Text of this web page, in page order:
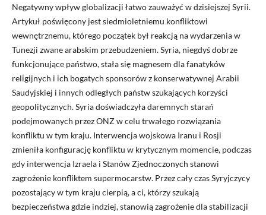
Negatywny wpływ globalizacji łatwo zauważyć w dzisiejszej Syrii.
Artykuł poświęcony jest siedmioletniemu konfliktowi
wewnętrznemu, którego początek był reakcją na wydarzenia w
Tunezji zwane arabskim przebudzeniem. Syria, niegdyś dobrze
funkcjonujące państwo, stała się magnesem dla fanatyków
religijnych i ich bogatych sponsorów z konserwatywnej Arabii
Saudyjskiej i innych odległych państw szukających korzyści
geopolitycznych. Syria doświadczyła daremnych starań
podejmowanych przez ONZ w celu trwałego rozwiązania
konfliktu w tym kraju. Interwencja wojskowa Iranu i Rosji
zmieniła konfigurację konfliktu w krytycznym momencie, podczas
gdy interwencja Izraela i Stanów Zjednoczonych stanowi
zagrożenie konfliktem supermocarstw. Przez cały czas Syryjczycy
pozostający w tym kraju cierpią, a ci, którzy szukają
bezpieczeństwa gdzie indziej, stanowią zagrożenie dla stabilizacji